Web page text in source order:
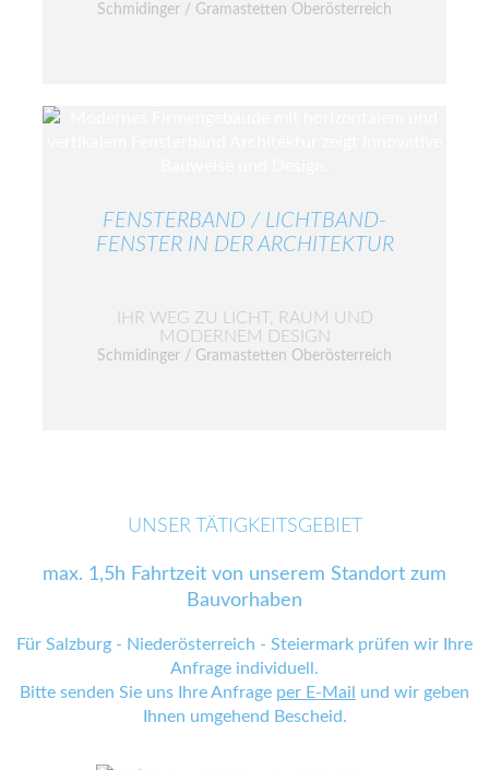
Schmidinger / Gramastetten Oberösterreich
FENSTERBAND / LICHTBAND-
FENSTER IN DER ARCHITEKTUR
IHR WEG ZU LICHT, RAUM UND
MODERNEM DESIGN
Schmidinger / Gramastetten Oberösterreich
UNSER TÄTIGKEITSGEBIET
max. 1,5h Fahrtzeit von unserem Standort zum
Bauvorhaben
Für Salzburg - Niederösterreich - Steiermark prüfen wir Ihre
Anfrage individuell.
Bitte senden Sie uns Ihre Anfrage per E-Mail
und wir geben
Ihnen umgehend Bescheid.